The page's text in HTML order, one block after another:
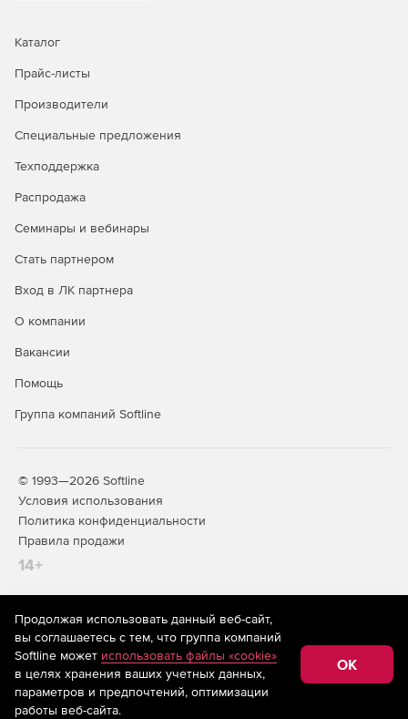
классификация с использованием ручных и
полуавтоматических инструментов;
автоматическая идентификация земли;
создание триангуляционных моделей, включая
полуавтоматическая и ручная векторизация;
измерения длин и площадей;
вычисление прямых объемов по данным облаков
точек и проектных поверхностей.
Основные преимущества программы
2,5 млрд точек.
Полная интеграция со средой nanoCAD и
Источники данных
Источниками исходных данных для программы nanoCAD
Облака точек являются:
данные трехмерного лазерного сканирования (LIDAR);
Каталог
Прайс-листы
Производители
Специальные предложения
Техподдержка
Распродажа
Семинары и вебинары
Стать партнером
Вход в ЛК партнера
О компании
Вакансии
Помощь
Группа компаний Softline
© 1993—2026 Softline
Условия использования
Политика конфиденциальности
Правила продажи
14+
На информационном ресурсе store.softline.ru применяются
рекомендательные технологии(информационные технологии
предоставления информации на основе сбора,
систематизации и анализа сведений, относящихся к
предпочтениям пользователей сети «Интернет»,
находящихся на территории Российской Федерации)
Продолжая использовать данный веб-сайт,
вы соглашаетесь с тем, что группа компаний
Softline может использовать файлы «cookie»
в целях хранения ваших учетных данных,
параметров и предпочтений, оптимизации
работы веб-сайта.
OK